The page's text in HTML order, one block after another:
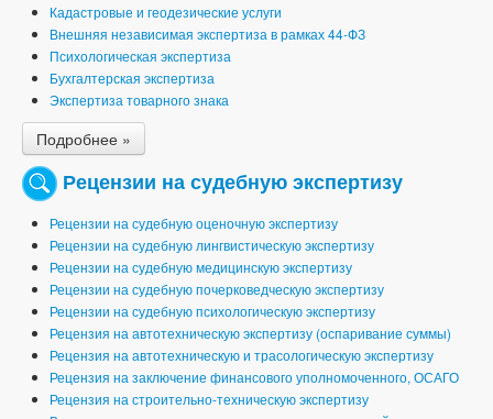
Кадастровые и геодезические услуги
Внешняя независимая экспертиза в рамках 44-ФЗ
Психологическая экспертиза
Бухгалтерская экспертиза
Экспертиза товарного знака
Подробнее »
Рецензии на судебную экспертизу
Рецензии на судебную оценочную экспертизу
Рецензии на судебную лингвистическую экспертизу
Рецензии на судебную медицинскую экспертизу
Рецензии на судебную почерковедческую экспертизу
Рецензии на судебную психологическую экспертизу
Рецензия на автотехническую экспертизу (оспаривание суммы)
Рецензия на автотехническую и трасологическую экспертизу
Рецензия на заключение финансового уполномоченного, ОСАГО
Рецензия на строительно-техническую экспертизу